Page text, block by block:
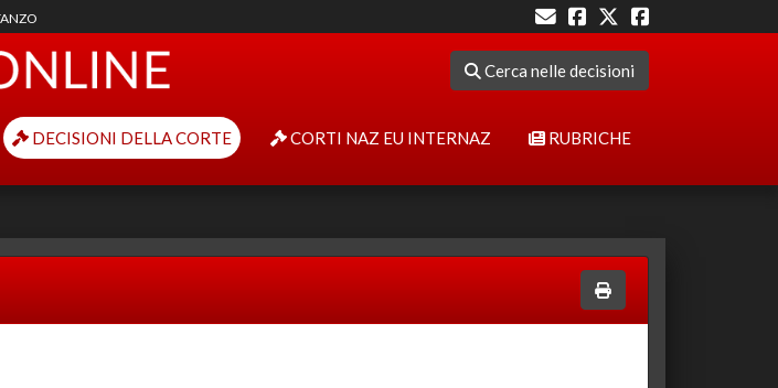
Cerca nelle decisioni
DECISIONI DELLA CORTE CORTI NAZ EU INTERNAZ RUBRICHE